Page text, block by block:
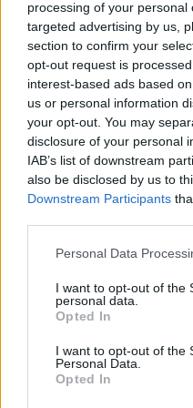
processing of your
targeted advertising by us,
section to confirm your
opt-out request is
interest-based ads based
us or personal information
your opt-out. You may
disclosure of your personal
IAB’s list of downstream
also be disclosed by us to
Downstream Participants
Please note that this
not limited to your visit or
grant or deny consent to
use your data for below
consent section.
Personal Data
I want to opt-out of the
personal data.
Opted In
I want to opt-out of the
Personal Data.
Opted In
Se også: Hushovd
til sykling
Har fått ny kontrakt
Tidligere på dagen
årskontrakt med Uno-
sykle for det norske
2028.
– Dette er en svært
Uno-X er avhengige av
som Stian for å
Hushovd og co, sier
Drivenes iTV 2